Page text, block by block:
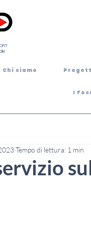
Chi siamo
I
Tempo di lettura: 1 min